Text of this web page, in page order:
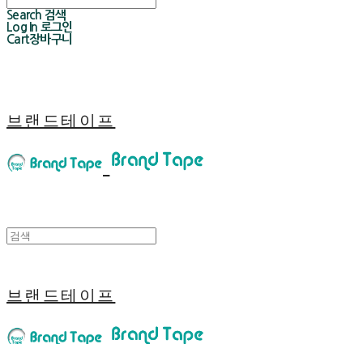
Search 검색
Log In 로그인
Cart장바구니
브랜드테이프
브랜드테이프